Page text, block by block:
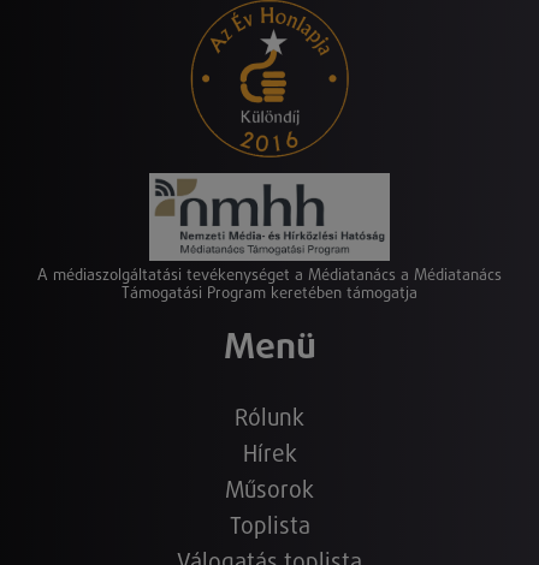
A médiaszolgáltatási tevékenységet a Médiatanács a Médiatanács
Támogatási Program keretében támogatja
Menü
Rólunk
Hírek
Műsorok
Toplista